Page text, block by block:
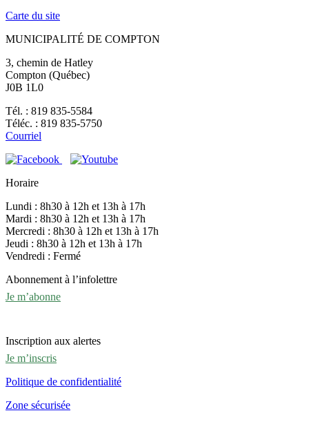
Carte du site
MUNICIPALITÉ DE COMPTON
3, chemin de Hatley
Compton (Québec)
J0B 1L0
Tél. : 819 835-5584
Téléc. : 819 835-5750
Courriel
Horaire
Lundi : 8h30 à 12h et 13h à 17h
Mardi : 8h30 à 12h et 13h à 17h
Mercredi : 8h30 à 12h et 13h à 17h
Jeudi : 8h30 à 12h et 13h à 17h
Vendredi : Fermé
Abonnement à l’infolettre
Je m’abonne
Inscription aux alertes
Je m’inscris
Politique de confidentialité
Zone sécurisée